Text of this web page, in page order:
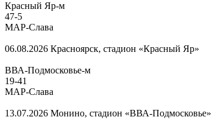
Красный Яр-м
47-5
МАР-Слава
06.08.2026 Красноярск, стадион «Красный Яр»
ВВА-Подмосковье-м
19-41
МАР-Слава
13.07.2026 Монино, стадион «ВВА-Подмосковье»